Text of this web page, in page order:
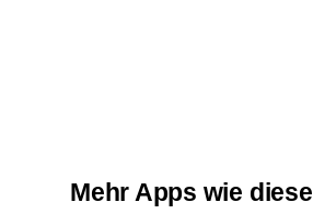
Mehr Apps wie diese